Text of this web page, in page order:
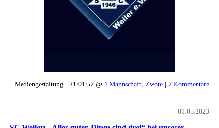
Mediengestaltung - 21:01:57 @ 1 Mannschaft Zwote | 7 Kommentare
01.05.2023